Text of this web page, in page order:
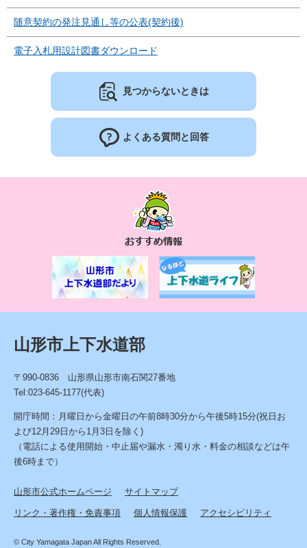
随意契約の発注見通し等の公表(契約後)
電子入札用設計図書ダウンロード
見つからないときは
よくある質問と回答
す
め
情
報
山形市上下水道部
〒990-0836 山形県山形市南石関27番地
Tel:023-645-1177(代表)
開庁時間：月曜日から金曜日の午前8時30分から午後5時15分(祝日お
よび12月29日から1月3日を除く)
（電話による使用開始・中止届や漏水・濁り水・料金の相談などは午
後6時まで）
山形市公式ホームページ サイトマップ
リンク・著作権・免責事項 個人情報保護 アクセシビリティ
© City Yamagata Japan All Rights Reserved.